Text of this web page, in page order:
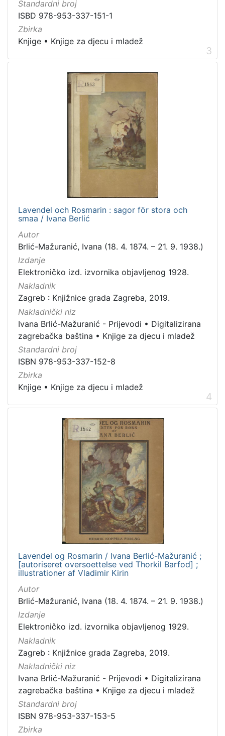
Standardni broj
ISBD 978-953-337-151-1
Zbirka
Knjige • Knjige za djecu i mladež
3
Lavendel och Rosmarin : sagor för stora och
smaa / Ivana Berlić
Autor
Brlić-Mažuranić, Ivana (18. 4. 1874. – 21. 9. 1938.)
Izdanje
Elektroničko izd. izvornika objavljenog 1928.
Nakladnik
Zagreb : Knjižnice grada Zagreba, 2019.
Nakladnički niz
Ivana Brlić-Mažuranić - Prijevodi • Digitalizirana
zagrebačka baština • Knjige za djecu i mladež
Standardni broj
ISBN 978-953-337-152-8
Zbirka
Knjige • Knjige za djecu i mladež
4
Lavendel og Rosmarin / Ivana Berlić-Mažuranić ;
[autoriseret oversoettelse ved Thorkil Barfod] ;
illustrationer af Vladimir Kirin
Autor
Brlić-Mažuranić, Ivana (18. 4. 1874. – 21. 9. 1938.)
Izdanje
Elektroničko izd. izvornika objavljenog 1929.
Nakladnik
Zagreb : Knjižnice grada Zagreba, 2019.
Nakladnički niz
Ivana Brlić-Mažuranić - Prijevodi • Digitalizirana
zagrebačka baština • Knjige za djecu i mladež
Standardni broj
ISBN 978-953-337-153-5
Zbirka